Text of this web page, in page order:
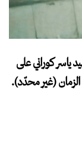
ياسر كوراني على
الزمان (غير محدّد).